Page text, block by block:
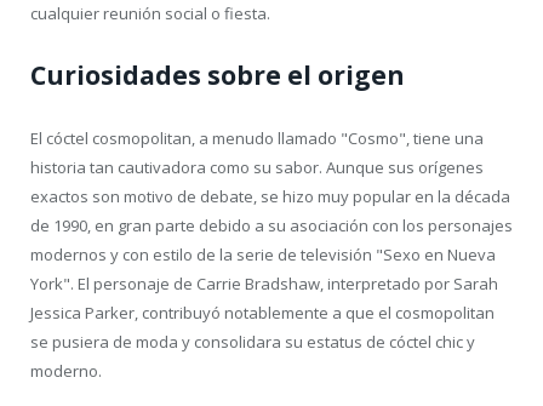
cualquier reunión social o fiesta.
Curiosidades sobre el origen
El cóctel cosmopolitan, a menudo llamado "Cosmo", tiene una
historia tan cautivadora como su sabor. Aunque sus orígenes
exactos son motivo de debate, se hizo muy popular en la década
de 1990, en gran parte debido a su asociación con los personajes
modernos y con estilo de la serie de televisión "Sexo en Nueva
York". El personaje de Carrie Bradshaw, interpretado por Sarah
Jessica Parker, contribuyó notablemente a que el cosmopolitan
se pusiera de moda y consolidara su estatus de cóctel chic y
moderno.